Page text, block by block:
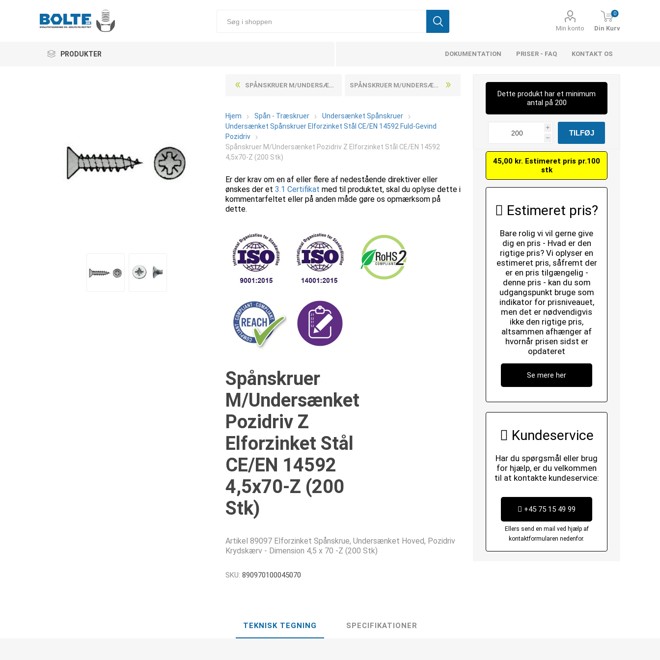
Min konto
0
Din Kurv
PRODUKTER DOKUMENTATION PRISER - FAQ KONTAKT OS
SPÅNSKRUER M/UNDERSÆNKET POZIDRIV Z ELFORZINKET STÅL CE/EN 14592 4,5X60-Z (500 STK) SPÅNSKRUER M/UNDERSÆNKET POZIDRIV Z ELFORZINKET STÅL CE/EN 14592 4X16-Z (1000 STK)
Hjem Spån - Træskruer
Undersænket Spånskruer
Undersænket Spånskruer Elforzinket Stål CE/EN 14592 Fuld-Gevind
Pozidriv
Spånskruer M/Undersænket Pozidriv Z Elforzinket Stål CE/EN 14592
4,5x70-Z (200 Stk)
Er der krav om en af eller flere af nedestående direktiver eller
ønskes der et3.1 Certifikat med til produktet, skal du oplyse dette i
kommentarfeltet eller på anden måde gøre os opmærksom på
dette.
Spånskruer
M/Undersænket
Pozidriv Z
Elforzinket Stål
CE/EN 14592
4,5x70-Z (200
Stk)
Artikel 89097 Elforzinket Spånskrue, Undersænket Hoved, Pozidriv
Krydskærv - Dimension 4,5 x 70 -Z (200 Stk)
SKU: 890970100045070
Dette produkt har et minimum
antal på 200
i
h
45,00 kr. Estimeret pris pr.100
stk
Estimeret pris?
Bare rolig vi vil gerne give
dig en pris - Hvad er den
rigtige pris? Vi oplyser en
estimeret pris, såfremt der
er en pris tilgængelig -
denne pris - kan du som
udgangspunkt bruge som
indikator for prisniveauet,
men det er nødvendigvis
ikke den rigtige pris,
altsammen afhænger af
hvornår prisen sidst er
opdateret
Se mere her
Kundeservice
Har du spørgsmål eller brug
for hjælp, er du velkommen
til at kontakte kundeservice:
+45 75 15 49 99
Ellers send en mail ved hjælp af
kontaktformularen nedenfor.
TEKNISK TEGNING SPECIFIKATIONER